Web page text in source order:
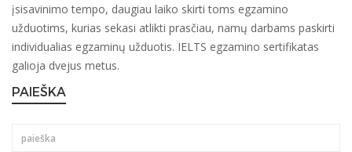
įsisavinimo tempo, daugiau laiko skirti toms egzamino
užduotims, kurias sekasi atlikti prasčiau, namų darbams paskirti
individualias egzaminų užduotis. IELTS egzamino sertifikatas
galioja dvejus metus.
PAIEŠKA